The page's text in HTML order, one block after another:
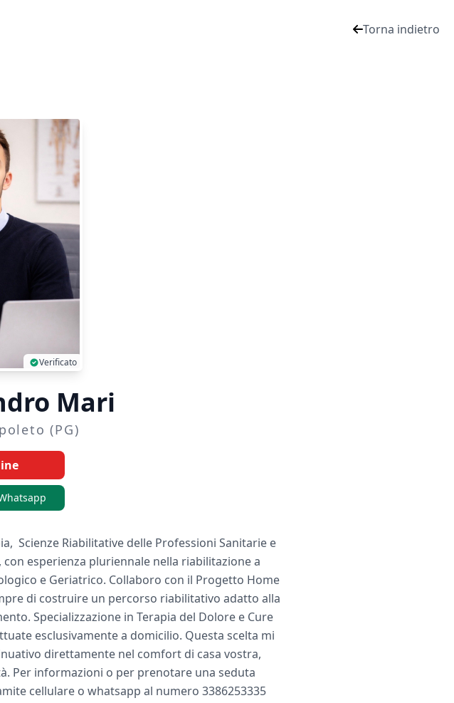
Torna indietro
Verificato
Mari
(PG)
Scienze Riabilitative delle Professioni Sanitarie e
esperienza pluriennale nella riabilitazione a
e Geriatrico. Collaboro con il Progetto Home
di costruire un percorso riabilitativo adatto alla
Specializzazione in Terapia del Dolore e Cure
esclusivamente a domicilio. Questa scelta mi
direttamente nel comfort di casa vostra,
Per informazioni o per prenotare una seduta
cellulare o whatsapp al numero 3386253335